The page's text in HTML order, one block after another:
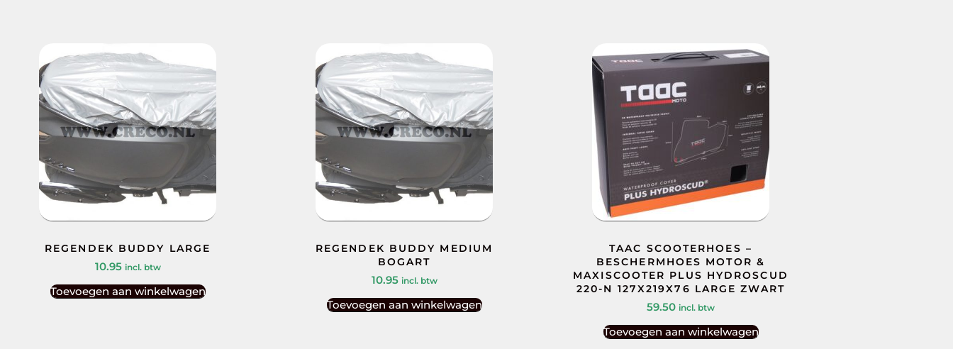
REGENDEK BUDDY LARGE
10.95 incl. btw
Toevoegen aan winkelwagen
REGENDEK BUDDY MEDIUM
BOGART
10.95 incl. btw
Toevoegen aan winkelwagen
TAAC SCOOTERHOES –
BESCHERMHOES MOTOR &
MAXISCOOTER PLUS HYDROSCUD
220-N 127X219X76 LARGE ZWART
59.50 incl. btw
Toevoegen aan winkelwagen